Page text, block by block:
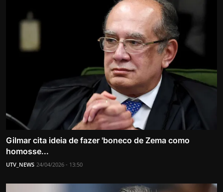
Gilmar cita ideia de fazer 'boneco de Zema como
homosse...
UTV_NEWS 24/04/2026 - 13:50